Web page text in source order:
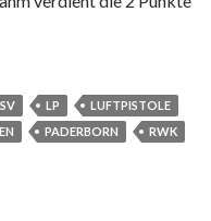
LP
LUFTPISTOLE
PADERBORN RWK